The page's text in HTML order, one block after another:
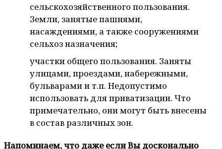
сельскохозяйственного пользования.
Земли, занятые пашнями,
насаждениями, а также сооружениями
сельхоз назначения;
участки общего пользования. Заняты
улицами, проездами, набережными,
бульварами и т.п. Недопустимо
использовать для приватизации. Что
примечательно, они могут быть внесены
в состав различных зон.
Напоминаем, что даже если Вы досконально